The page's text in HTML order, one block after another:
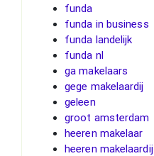
funda
funda in business
funda landelijk
funda nl
ga makelaars
gege makelaardij
geleen
groot amsterdam
heeren makelaar
heeren makelaardij